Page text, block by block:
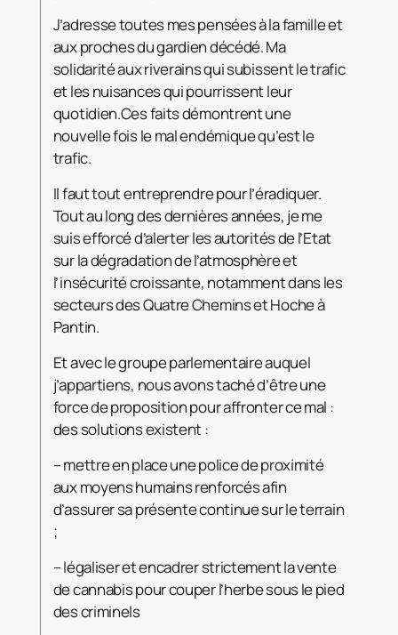
J’adresse toutes mes pensées à la famille et
aux proches du gardien décédé. Ma
solidarité aux riverains qui subissent le trafic
et les nuisances qui pourrissent leur
quotidien.Ces faits démontrent une
nouvelle fois le mal endémique qu’est le
trafic.
Il faut tout entreprendre pour l’éradiquer.
Tout au long des dernières années, je me
suis efforcé d’alerter les autorités de l’Etat
sur la dégradation de l’atmosphère et
l’insécurité croissante, notamment dans les
secteurs des Quatre Chemins et Hoche à
Pantin.
Et avec le groupe parlementaire auquel
j’appartiens, nous avons taché d’être une
force de proposition pour affronter ce mal :
des solutions existent :
– mettre en place une police de proximité
aux moyens humains renforcés afin
d’assurer sa présente continue sur le terrain
;
– légaliser et encadrer strictement la vente
de cannabis pour couper l’herbe sous le pied
des criminels